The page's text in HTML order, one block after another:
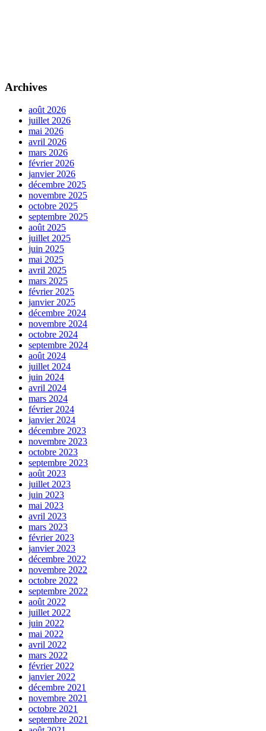
Archives
août 2026
juillet 2026
mai 2026
avril 2026
mars 2026
février 2026
janvier 2026
décembre 2025
novembre 2025
octobre 2025
septembre 2025
août 2025
juillet 2025
juin 2025
mai 2025
avril 2025
mars 2025
février 2025
janvier 2025
décembre 2024
novembre 2024
octobre 2024
septembre 2024
août 2024
juillet 2024
juin 2024
avril 2024
mars 2024
février 2024
janvier 2024
décembre 2023
novembre 2023
octobre 2023
septembre 2023
août 2023
juillet 2023
juin 2023
mai 2023
avril 2023
mars 2023
février 2023
janvier 2023
décembre 2022
novembre 2022
octobre 2022
septembre 2022
août 2022
juillet 2022
juin 2022
mai 2022
avril 2022
mars 2022
février 2022
janvier 2022
décembre 2021
novembre 2021
octobre 2021
septembre 2021